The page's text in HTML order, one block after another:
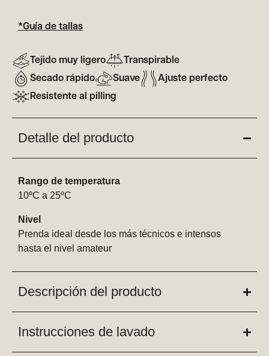
*Guía de tallas
Tejido muy ligero
Transpirable
Secado rápido
Suave
Ajuste perfecto
Resistente al pilling
Detalle del producto
Rango de temperatura
10ºC a 25ºC
Nivel
Prenda ideal desde los más técnicos e intensos
hasta el nivel amateur
Descripción del producto
Instrucciones de lavado